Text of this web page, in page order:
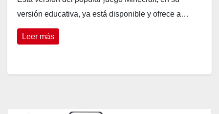
versión educativa, ya está disponible y ofrece a…
Leer más